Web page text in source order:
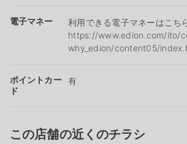
電子マネー
利用できる電子マネーはこち
https://www.edion.com/ito/
why_edion/content05/
ポイントカー
ド
有
この店舗の近くのチラシ